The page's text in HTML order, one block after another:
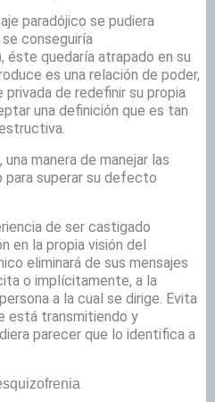
paradójico se pudiera
conseguiría
éste quedaría atrapado en su
es una relación de poder,
de redefinir su propia
una definición que es tan
manera de manejar las
superar su defecto
de ser castigado
en la propia visión del
eliminará de sus mensajes
o implícitamente, a la
a la cual se dirige. Evita
está transmitiendo y
parecer que lo identifica a